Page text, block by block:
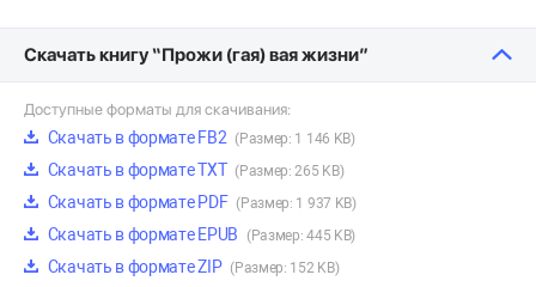
Скачать книгу “Прожи (гая) вая жизни”
Доступные форматы для скачивания:
Скачать в формате FB2 (Размер: 1 146 KB)
Скачать в формате TXT (Размер: 265 KB)
Скачать в формате PDF (Размер: 1 937 KB)
Скачать в формате EPUB (Размер: 445 KB)
Скачать в формате ZIP (Размер: 152 KB)